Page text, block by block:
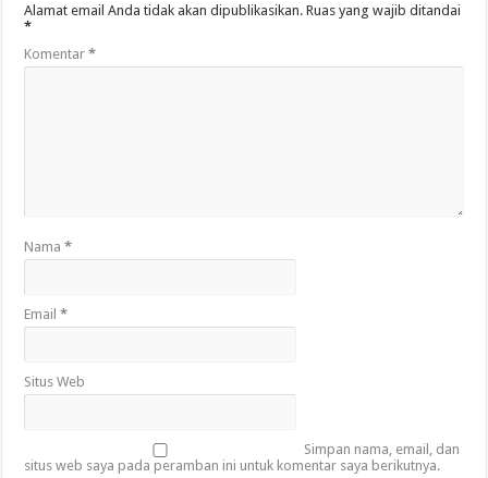
Alamat email Anda tidak akan dipublikasikan. Ruas yang wajib ditandai
*
Komentar*
Nama*
Email*
Situs Web
Simpan nama, email, dan
situs web saya pada peramban ini untuk komentar saya berikutnya.